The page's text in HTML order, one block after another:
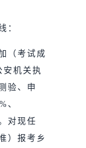
：
（考试成
机关执
验、申
、
对现任
）报考乡